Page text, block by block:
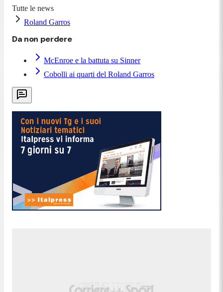
Tutte le news
Roland Garros
Da non perdere
McEnroe e la battuta su Sinner
Cobolli ai quarti del Roland Garros